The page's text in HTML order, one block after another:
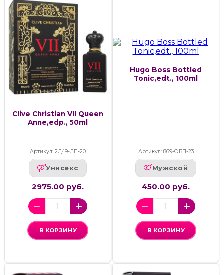
Clive Christian VII Queen
Anne,edp., 50ml
Артикул: 2Д49-ЛП-20
Унисекс
2975.00 руб.
В КОРЗИНУ
Hugo Boss Bottled
Tonic,edt., 100ml
Артикул: 869-ОБП-23
Мужской
450.00 руб.
В КОРЗИНУ